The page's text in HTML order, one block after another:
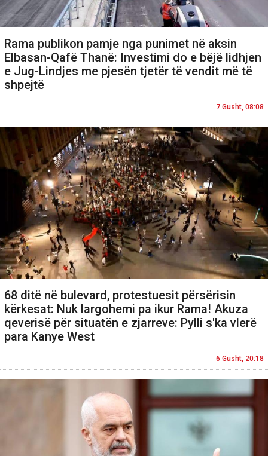
Rama publikon pamje nga punimet në aksin
Elbasan-Qafë Thanë: Investimi do e bëjë lidhjen
e Jug-Lindjes me pjesën tjetër të vendit më të
shpejtë
7 Gusht, 08:08
68 ditë në bulevard, protestuesit përsërisin
kërkesat: Nuk largohemi pa ikur Rama! Akuza
qeverisë për situatën e zjarreve: Pylli s'ka vlerë
para Kanye West
6 Gusht, 20:18